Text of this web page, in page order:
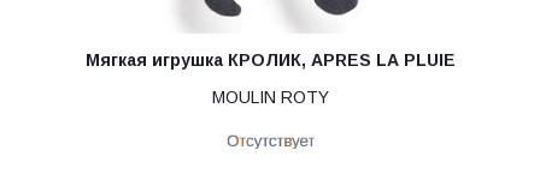
Мягкая игрушка КРОЛИК, APRES LA PLUIE
MOULIN ROTY